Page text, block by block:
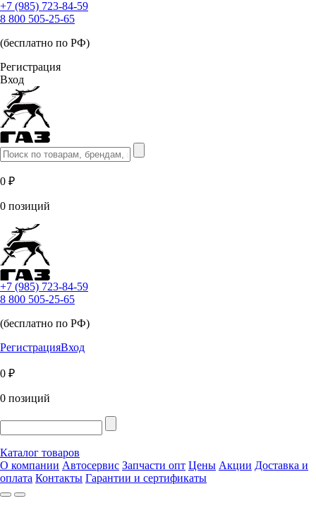
+7 (985) 723-84-59
8 800 505-25-65
(бесплатно по РФ)
Регистрация
Вход
0 ₽
0 позиций
+7 (985) 723-84-59
8 800 505-25-65
(бесплатно по РФ)
РегистрацияВход
0 ₽
0 позиций
Каталог товаров
О компании Автосервис Запчасти опт Цены Акции Доставка и
оплата Контакты Гарантии и сертификаты